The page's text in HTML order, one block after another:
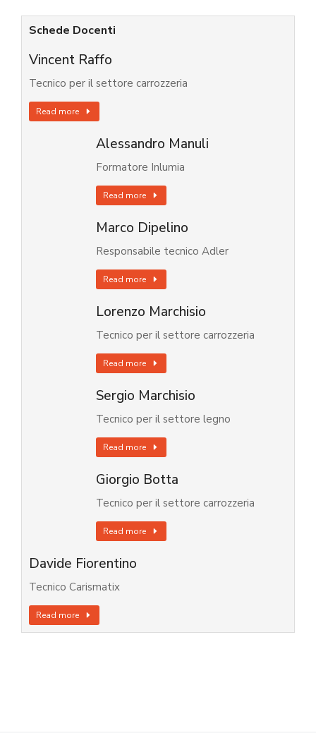
Schede Docenti
Vincent Raffo
Tecnico per il settore carrozzeria
Read more
Alessandro Manuli
Formatore Inlumia
Read more
Marco Dipelino
Responsabile tecnico Adler
Read more
Lorenzo Marchisio
Tecnico per il settore carrozzeria
Read more
Sergio Marchisio
Tecnico per il settore legno
Read more
Giorgio Botta
Tecnico per il settore carrozzeria
Read more
Davide Fiorentino
Tecnico Carismatix
Read more